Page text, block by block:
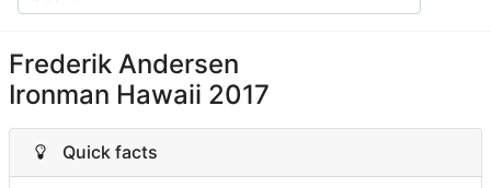
Frederik Andersen
Ironman Hawaii 2017
Quick facts